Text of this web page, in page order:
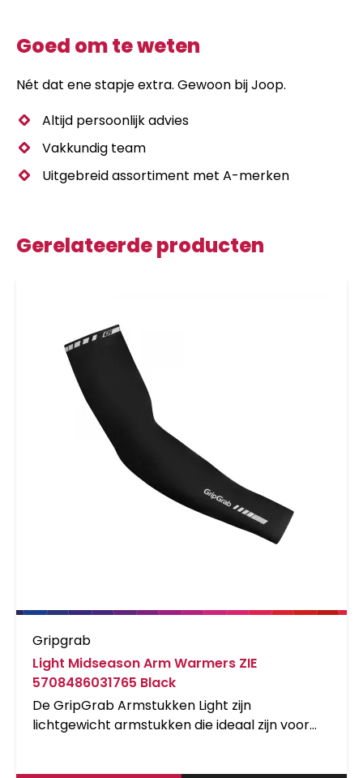
Goed om te weten
Nét dat ene stapje extra. Gewoon bij Joop.
Altijd persoonlijk advies
Vakkundig team
Uitgebreid assortiment met A-merken
Gerelateerde producten
Gripgrab
Light Midseason Arm Warmers ZIE
5708486031765 Black
De GripGrab Armstukken Light zijn
lichtgewicht armstukken die ideaal zijn voor